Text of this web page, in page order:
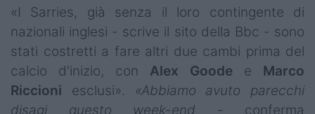
«I Sarries, già senza il loro contingente di
nazionali inglesi - scrive il sito della Bbc - sono
stati costretti a fare altri due cambi prima del
calcio d'inizio, con Alex Goode e Marco
Riccioni esclusi».
«Abbiamo avuto parecchi
disagi questo week-end
- conferma